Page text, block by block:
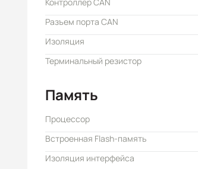
Разъем порта CAN
Изоляция
Терминальный резистор
Память
Процессор
Встроенная Flash-память
Изоляция интерфейса